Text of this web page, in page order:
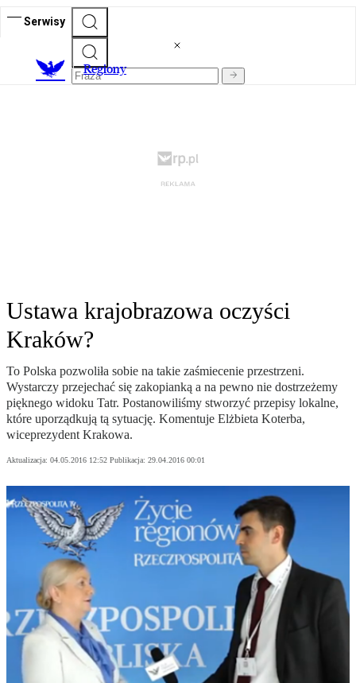
Serwisy
Regiony
Ustawa krajobrazowa oczyści
Kraków?
To Polska pozwoliła sobie na takie zaśmiecenie przestrzeni.
Wystarczy przejechać się zakopianką a na pewno nie dostrzeżemy
pięknego widoku Tatr. Postanowiliśmy stworzyć przepisy lokalne,
które uporządkują tą sytuację. Komentuje Elżbieta Koterba,
wiceprezydent Krakowa.
Aktualizacja: 04.05.2016 12:52 Publikacja: 29.04.2016 00:01